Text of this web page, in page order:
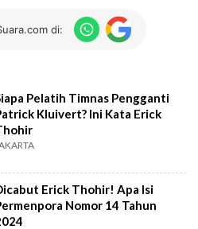
di:
Pelatih Timnas Pengganti
Kluivert? Ini Kata Erick
Erick Thohir! Apa Isi
Nomor 14 Tahun